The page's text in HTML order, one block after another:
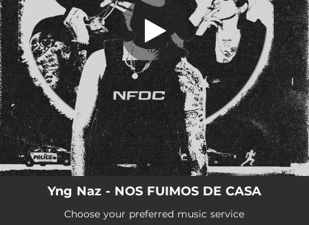
CHANEL
03:06
VIAJA CONMIGO
03:22
YRUZ
03:55
OJITOS DE MIEL
04:20
Sal De Mi Mente
02:55
GIRA POR PARÍS
04:03
EHDB
02:52
PENSANDO EN SI REGRESARAS
Yng Naz - NOS FUIMOS DE CASA
Choose your preferred music service